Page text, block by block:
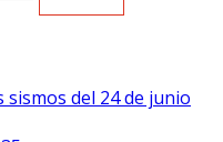
sismos del 24 de junio